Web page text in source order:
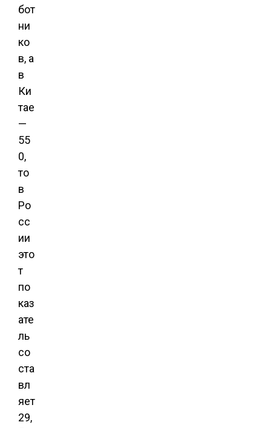
бот
ни
ко
в, а
в
Ки
тае
—
55
0,
то
в
Ро
сс
ии
это
т
по
каз
ате
ль
со
ста
вл
яет
29,